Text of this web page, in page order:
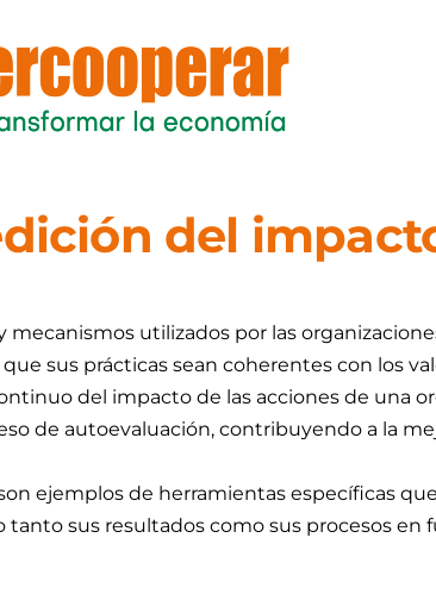
del
utilizados por las
sus prácticas sean coherentes con los
del impacto de las acciones de una
de autoevaluación, contribuyendo a la
ejemplos de herramientas específicas
sus resultados como sus procesos